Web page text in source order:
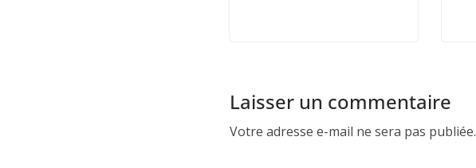
Laisser un commentaire
Votre adresse e-mail ne sera pas publiée.